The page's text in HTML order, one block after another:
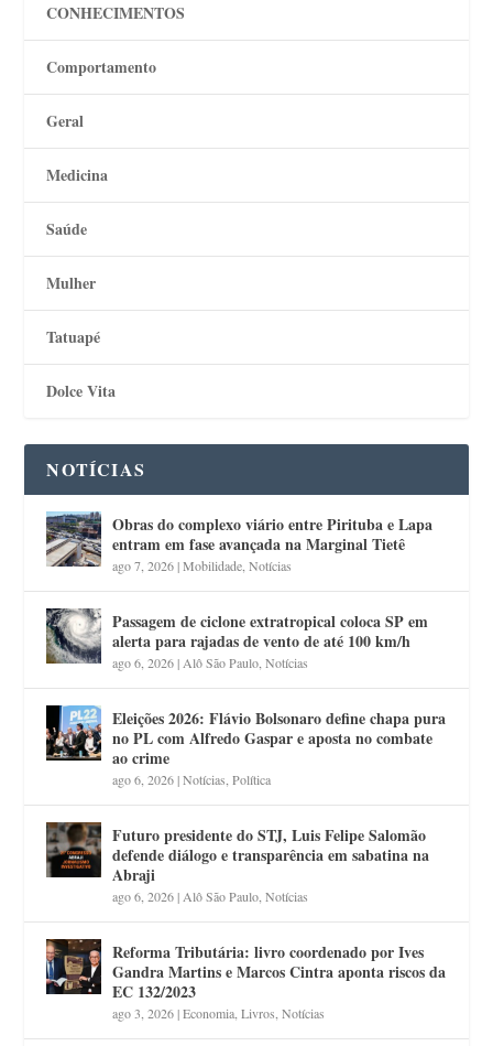
CONHECIMENTOS
Comportamento
Geral
Medicina
Saúde
Mulher
Tatuapé
Dolce Vita
NOTÍCIAS
Obras do complexo viário entre Pirituba e Lapa
entram em fase avançada na Marginal Tietê
ago 7, 2026|Mobilidade,Notícias
Passagem de ciclone extratropical coloca SP em
alerta para rajadas de vento de até 100 km/h
ago 6, 2026|Alô São Paulo,Notícias
Eleições 2026: Flávio Bolsonaro define chapa pura
no PL com Alfredo Gaspar e aposta no combate
ao crime
ago 6, 2026|Notícias,Política
Futuro presidente do STJ, Luis Felipe Salomão
defende diálogo e transparência em sabatina na
Abraji
ago 6, 2026|Alô São Paulo,Notícias
Reforma Tributária: livro coordenado por Ives
Gandra Martins e Marcos Cintra aponta riscos da
EC 132/2023
ago 3, 2026|Economia,Livros,Notícias